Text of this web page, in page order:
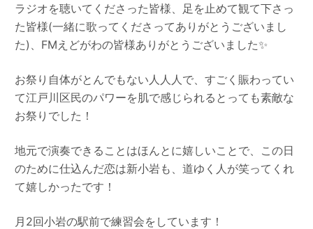
ラジオを聴いてくださった皆様、足を止めて観て下さっ
た皆様(一緒に歌ってくださってありがとうございまし
た)、FMえどがわの皆様ありがとうございました✨
お祭り自体がとんでもない人人人で、すごく賑わってい
て江戸川区民のパワーを肌で感じられるとっても素敵な
お祭りでした！
地元で演奏できることはほんとに嬉しいことで、この日
のために仕込んだ恋は新小岩も、道ゆく人が笑ってくれ
て嬉しかったです！
月2回小岩の駅前で練習会をしています！